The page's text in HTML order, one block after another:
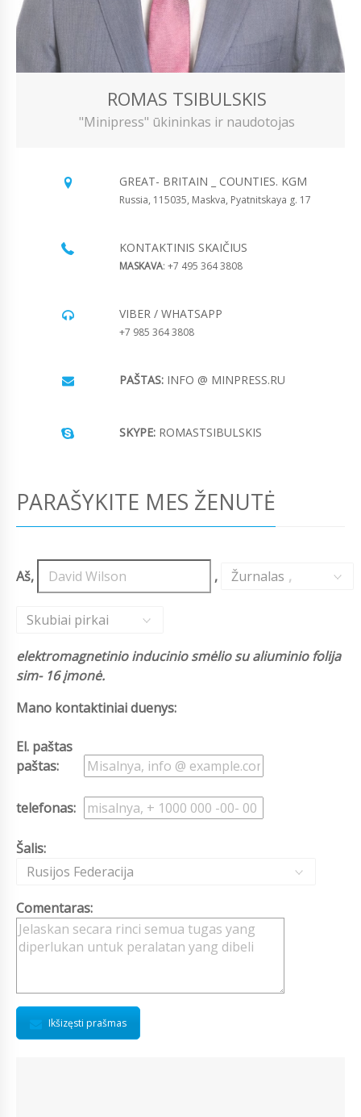
ROMAS TSIBULSKIS
"Minipress" ūkininkas ir naudotojas
GREAT- BRITAIN _ COUNTIES. KGM
Russia, 115035, Maskva, Pyatnitskaya g. 17
KONTAKTINIS SKAIČIUS
MASKAVA: +7 495 364 3808
VIBER / WHATSAPP
+7 985 364 3808
PAŠTAS: INFO @ MINPRESS.RU
SKYPE: ROMASTSIBULSKIS
PARAŠYKITE MES ŽENUTĖ
Aš, , Žurnalas ,
Skubiai pirkai
elektromagnetinio inducinio smėlio su aliuminio folija
sim- 16 įmonė.
Mano kontaktiniai duenys:
El. paštas
paštas:
telefonas:
Šalis:
Rusijos Federacija
Comentaras:
Ikšizęsti prašmas